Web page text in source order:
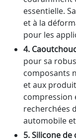
essentielle.
et à la
pour les
4.
pour sa
composants
et aux
compression
recherchées
automobile
5. Silicone